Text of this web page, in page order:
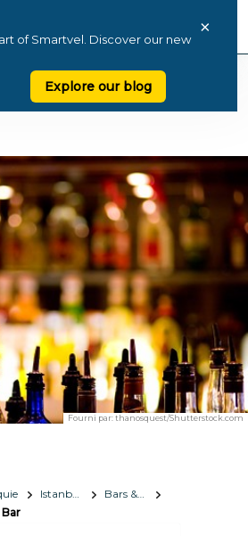
of Smartvel. Discover our new
Explore our blog
×
Fourni par:thanosquest/Shutterstock.com
Istanbul
Bars & vie nocturne